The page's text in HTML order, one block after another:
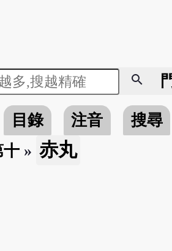
search
目錄 注音 搜尋
十» 赤丸